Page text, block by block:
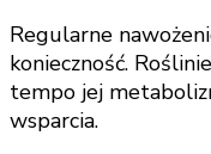
Regularne
konieczność.
tempo jej
wsparcia.